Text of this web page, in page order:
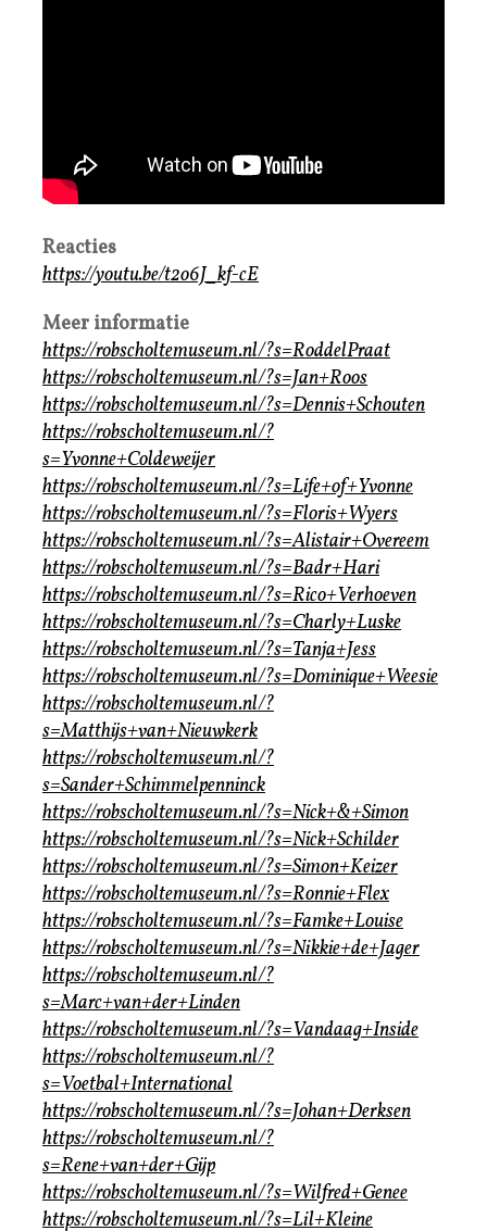
Reacties
https://youtu.be/t2o6J_kf-cE
Meer informatie
https://robscholtemuseum.nl/?s=RoddelPraat
https://robscholtemuseum.nl/?s=Jan+Roos
https://robscholtemuseum.nl/?s=Dennis+Schouten
https://robscholtemuseum.nl/?
s=Yvonne+Coldeweijer
https://robscholtemuseum.nl/?s=Life+of+Yvonne
https://robscholtemuseum.nl/?s=Floris+Wyers
https://robscholtemuseum.nl/?s=Alistair+Overeem
https://robscholtemuseum.nl/?s=Badr+Hari
https://robscholtemuseum.nl/?s=Rico+Verhoeven
https://robscholtemuseum.nl/?s=Charly+Luske
https://robscholtemuseum.nl/?s=Tanja+Jess
https://robscholtemuseum.nl/?s=Dominique+Weesie
https://robscholtemuseum.nl/?
s=Matthijs+van+Nieuwkerk
https://robscholtemuseum.nl/?
s=Sander+Schimmelpenninck
https://robscholtemuseum.nl/?s=Nick+&+Simon
https://robscholtemuseum.nl/?s=Nick+Schilder
https://robscholtemuseum.nl/?s=Simon+Keizer
https://robscholtemuseum.nl/?s=Ronnie+Flex
https://robscholtemuseum.nl/?s=Famke+Louise
https://robscholtemuseum.nl/?s=Nikkie+de+Jager
https://robscholtemuseum.nl/?
s=Marc+van+der+Linden
https://robscholtemuseum.nl/?s=Vandaag+Inside
https://robscholtemuseum.nl/?
s=Voetbal+International
https://robscholtemuseum.nl/?s=Johan+Derksen
https://robscholtemuseum.nl/?
s=Rene+van+der+Gijp
https://robscholtemuseum.nl/?s=Wilfred+Genee
https://robscholtemuseum.nl/?s=Lil+Kleine